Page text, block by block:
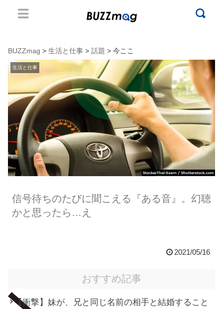
BUZZmag > 生活と仕事 > 話題 > 今ここ
生活と仕事
信号待ちのたびに聞こえる『ある音』。幻聴
かと思ったら…え
2021/05/16
おすすめ記事
【衝撃】妹が、兄と同じ名前の相手と結婚すること